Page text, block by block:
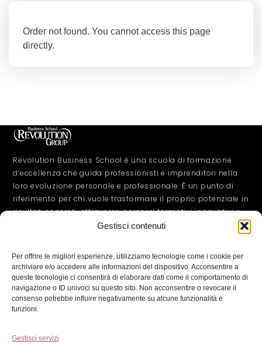
Gestisci contenuti
Per offrire le migliori esperienze, utilizziamo tecnologie come i cookie per
archiviare e/o accedere alle informazioni del dispositivo. Acconsentire a
queste tecnologie ci consentirà di elaborare dati come il comportamento di
navigazione o ID univoci su questo sito. Non acconsentire o revocare il
consenso potrebbe influire negativamente su alcune funzionalità e
funzioni.
Gestisci servizi
Order not found. You cannot access this page
directly.
Revolution Business School è una scuola di formazione
d’eccellenza che guida professionisti e imprenditori nella
loro evoluzione personale e professionale. È un punto di
riferimento per chi vuole trasformare il proprio potenziale in
risultati concreti, attraverso percorsi formativi innovativi e
+39 327 194 0462
info@revolutionbusiness.it
INFO
Privacy Policy
Informativa di Diritto di recesso e rimborso